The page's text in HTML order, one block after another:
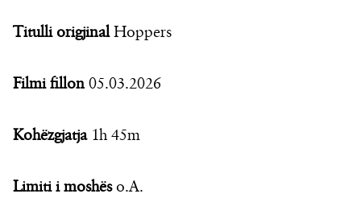
Titulli origjinalHoppers
Filmi fillon 05.03.2026
Kohëzgjatja1h 45m
Limiti i moshëso.A.